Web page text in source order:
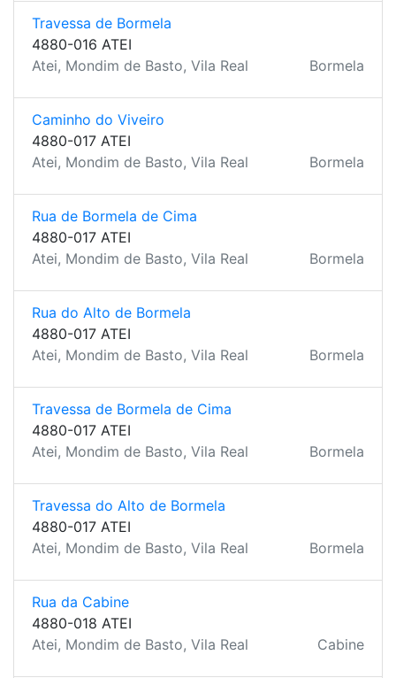
Travessa de Bormela
4880-016 ATEI
Atei, Mondim de Basto, Vila Real
Bormela
Caminho do Viveiro
4880-017 ATEI
Atei, Mondim de Basto, Vila Real
Bormela
Rua de Bormela de Cima
4880-017 ATEI
Atei, Mondim de Basto, Vila Real
Bormela
Rua do Alto de Bormela
4880-017 ATEI
Atei, Mondim de Basto, Vila Real
Bormela
Travessa de Bormela de Cima
4880-017 ATEI
Atei, Mondim de Basto, Vila Real
Bormela
Travessa do Alto de Bormela
4880-017 ATEI
Atei, Mondim de Basto, Vila Real
Bormela
Rua da Cabine
4880-018 ATEI
Atei, Mondim de Basto, Vila Real
Cabine